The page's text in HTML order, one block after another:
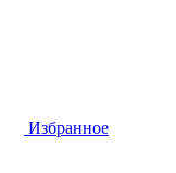
Избранное